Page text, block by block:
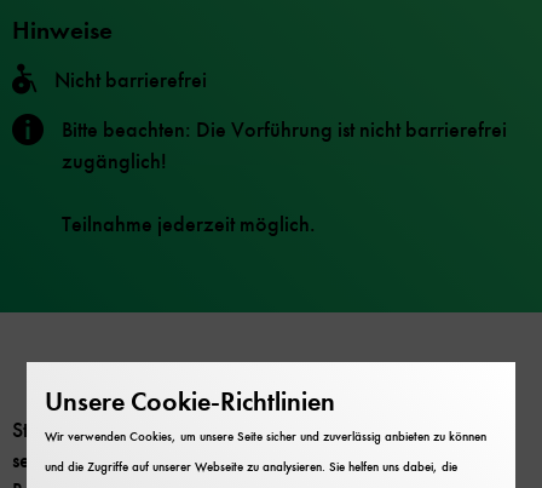
Hinweise
Nicht barrierefrei
Bitte beachten: Die Vorführung ist nicht barrierefrei
zugänglich!
Teilnahme jederzeit möglich.
Steigen Sie ein in unsere Berliner S-Bahn und steuern sie
selbst einen S-Bahn-Zug über die Stadt- und Ringbahn in
Unsere Cookie-Richtlinien
Wir verwenden Cookies, um unsere Seite sicher und zuverlässig anbieten zu können
und die Zugriffe auf unserer Webseite zu analysieren. Sie helfen uns dabei, die